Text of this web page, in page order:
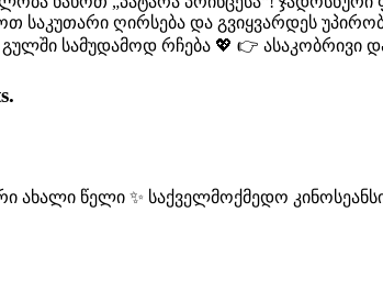
საკუთარი ღირსება და გვიყვარდეს
სამუდამოდ რჩება 💖 👉 ასაკობრივი
ახალი წელი ✨ საქველმოქმედო